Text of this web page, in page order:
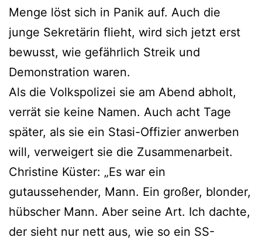
Menge löst sich in Panik auf. Auch die
junge Sekretärin flieht, wird sich jetzt erst
bewusst, wie gefährlich Streik und
Demonstration waren.
Als die Volkspolizei sie am Abend abholt,
verrät sie keine Namen. Auch acht Tage
später, als sie ein Stasi-Offizier anwerben
will, verweigert sie die Zusammenarbeit.
Christine Küster: „Es war ein
gutaussehender, Mann. Ein großer, blonder,
hübscher Mann. Aber seine Art. Ich dachte,
der sieht nur nett aus, wie so ein SS-